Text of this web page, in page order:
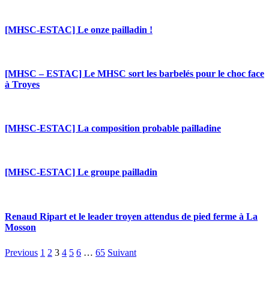
[MHSC-ESTAC] Le onze pailladin !
[MHSC – ESTAC] Le MHSC sort les barbelés pour le choc face
à Troyes
[MHSC-ESTAC] La composition probable pailladine
[MHSC-ESTAC] Le groupe pailladin
Renaud Ripart et le leader troyen attendus de pied ferme à La
Mosson
Previous 1 2 3 4 5 6 … 65 Suivant